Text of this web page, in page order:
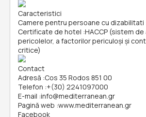
Caracteristici
Camere pentru persoane cu dizabilitati
Certificate de hotel :HACCP (sistem de
pericolelor, a factorilor periculoşi și
critice)
Contact
Adresă :Cos 35 Rodos 851 00
Telefon :+(30) 2241097000
E-mail :info@mediterranean.gr
Pagină web :www.mediterranean.gr
Facebook